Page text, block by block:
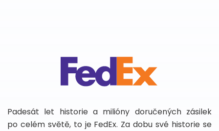
Padesát let historie a milióny doručených zásilek
po celém světě, to je FedEx. Za dobu své historie se